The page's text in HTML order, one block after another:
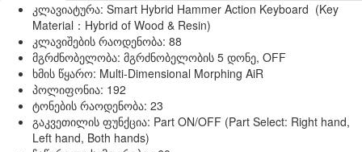
კლავიატურა: Smart Hybrid Hammer Action Keyboard (Key
Material：Hybrid of Wood & Resin)
კლავიშების რაოდენობა: 88
მგრძნობელობა: მგრძნობელობის 5 დონე, OFF
ხმის წყარო: Multi-Dimensional Morphing AiR
პოლიფონია: 192
ტონების რაოდენობა: 23
გაკვეთილის ფუნქცია: Part ON/OFF (Part Select: Right hand,
Left hand, Both hands)